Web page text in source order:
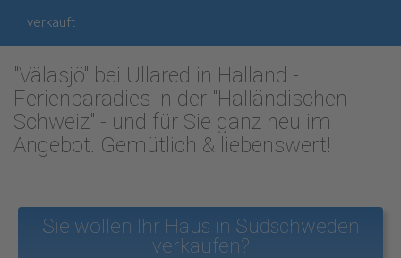
verkauft
"Välasjö" bei Ullared in Halland -
Ferienparadies in der "Halländischen
Schweiz" - und für Sie ganz neu im
Angebot. Gemütlich & liebenswert!
Sie wollen Ihr Haus in Südschweden
verkaufen?